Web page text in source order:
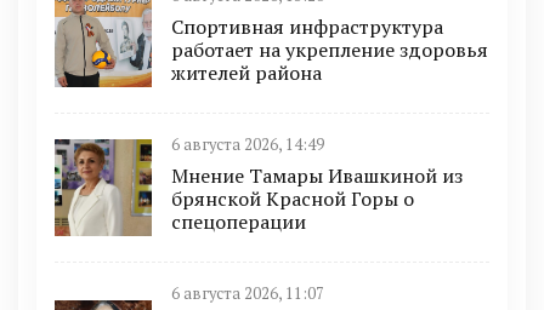
Спортивная инфраструктура
работает на укрепление здоровья
жителей района
6 августа 2026, 14:49
Мнение Тамары Ивашкиной из
брянской Красной Горы о
спецоперации
6 августа 2026, 11:07